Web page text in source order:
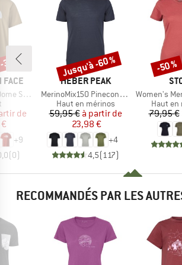
FACE
Sleeve
group
réduit
de
+9
(0)
%
MARQUE
HEBER PEAK
Article
MerinoMix150 PineconeHe. II T-Shirt
Product group
Haut en mérinos
Prix
59,95 € Prix réduit
à partir de
23,98 €
+4
4,5(117)
Remise
Jusqu'à -60 %
Article
Women's Merino155
Product
Haut en
79,95 €
Remise
-50 %
RECOMMANDÉS PAR LES